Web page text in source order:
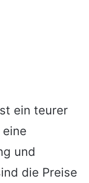
ein teurer
und
die Preise